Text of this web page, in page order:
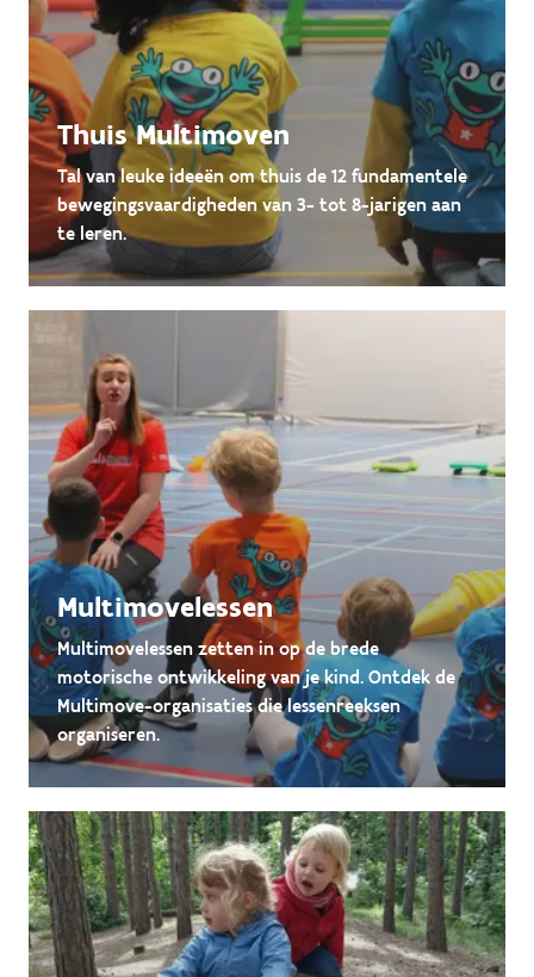
Thuis Multimoven
Tal van leuke ideeën om thuis de 12 fundamentele
bewegingsvaardigheden van 3- tot 8-jarigen aan
te leren.
Multimovelessen
Multimovelessen zetten in op de brede
motorische ontwikkeling van je kind. Ontdek de
Multimove-organisaties die lessenreeksen
organiseren.